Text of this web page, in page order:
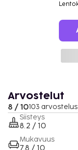
Arvostelut
8 / 10103
Siisteys
8.2 / 10
Mukavuus